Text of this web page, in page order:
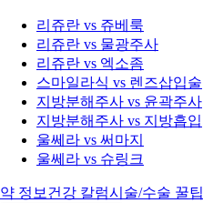
리쥬란 vs 쥬베룩
리쥬란 vs 물광주사
리쥬란 vs 엑소좀
스마일라식 vs 렌즈삽입술
지방분해주사 vs 윤곽주사
지방분해주사 vs 지방흡입
울쎄라 vs 써마지
울쎄라 vs 슈링크
약 정보 건강 칼럼시술/수술 꿀팁